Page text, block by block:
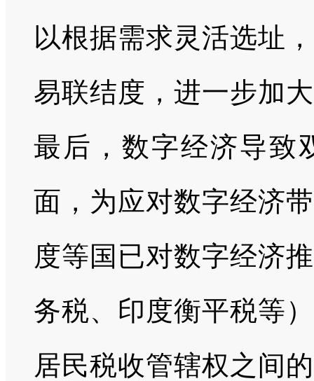
以根据需求灵活选址
易联结度，进一步加
最后，数字经济导致
面，为应对数字经济
度等国已对数字经济
务税、印度衡平税等
居民税收管辖权之间